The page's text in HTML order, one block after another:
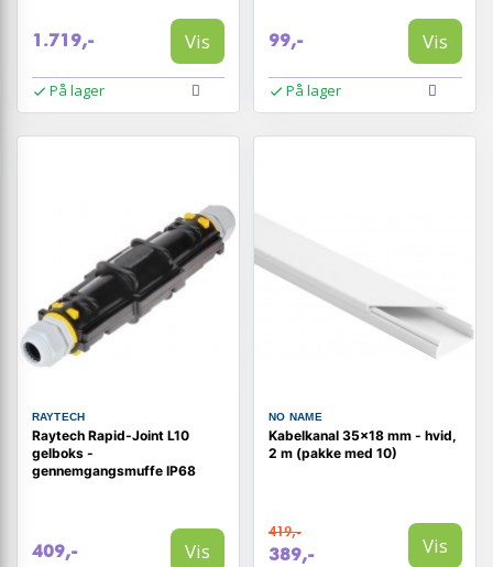
1.719,- Vis
På lager
99,- Vis
På lager
RAYTECH
Raytech Rapid-Joint L10
gelboks -
gennemgangsmuffe IP68
409,- Vis
NO NAME
Kabelkanal 35×18 mm - hvid,
2 m (pakke med 10)
419,-
389,- Vis